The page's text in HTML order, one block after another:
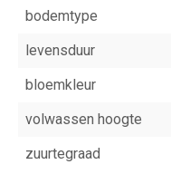
bodemtype
levensduur
bloemkleur
volwassen hoogte
zuurtegraad